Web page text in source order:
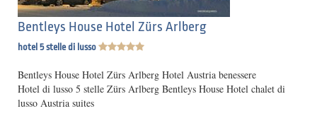
Bentleys House Hotel Zürs Arlberg
hotel 5 stelle di lusso
Bentleys House Hotel Zürs Arlberg Hotel Austria benessere
Hotel di lusso 5 stelle Zürs Arlberg Bentleys House Hotel chalet di
lusso Austria suites